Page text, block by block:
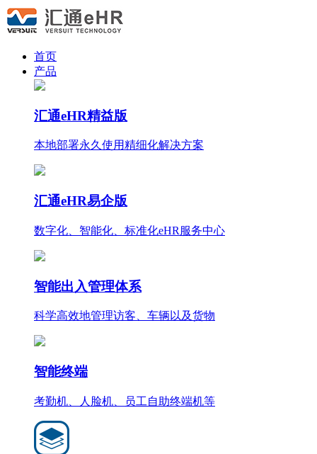
首页
产品
汇通eHR精益版
本地部署永久使用精细化解决方案
汇通eHR易企版
数字化、智能化、标准化eHR服务中心
智能出入管理体系
科学高效地管理访客、车辆以及货物
智能终端
考勤机、人脸机、员工自助终端机等